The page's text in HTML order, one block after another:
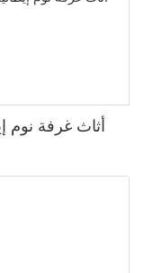
أثاث غرفة نوم